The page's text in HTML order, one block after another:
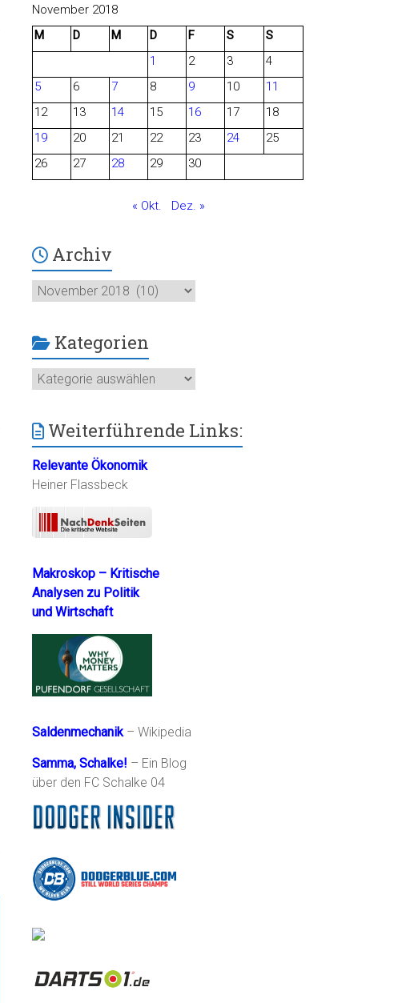
c
e
o
o
k
d
November 2018
M
D M D F S
S
1
2 3
4
5
6 7 8 9 10
11
12
13 14 15 16 17
18
19
20 21 22 23 24
25
26
27 28 29 30
« Okt. Dez. »
Archiv
Archiv
Kategorien
Kategorien
Weiterführende Links:
Relevante Ökonomik
Heiner Flassbeck
Makroskop – Kritische
Analysen zu Politik
und Wirtschaft
Saldenmechanik– Wikipedia
Samma, Schalke! – Ein Blog
über den FC Schalke 04